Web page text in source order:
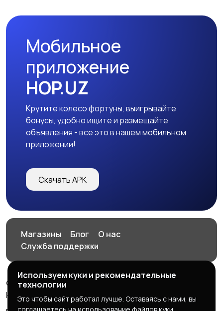
Мобильное
приложение
HOP.UZ
Крутите колесо фортуны, выигрывайте
бонусы, удобно ищите и размещайте
объявления - все это в нашем мобильном
приложении!
Скачать APK
Магазины Блог
О нас
Служба поддержки
© 2026 HOP.UZ
HOP.UZ
Используем куки и рекомендательные
технологии
Это чтобы сайт работал лучше. Оставаясь с нами, вы